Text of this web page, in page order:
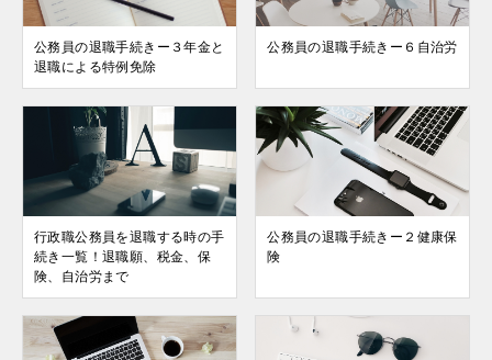
公務員の退職手続きー３年金と
退職による特例免除
公務員の退職手続きー６自治労
行政職公務員を退職する時の手
続き一覧！退職願、税金、保
険、自治労まで
公務員の退職手続きー２健康保
険